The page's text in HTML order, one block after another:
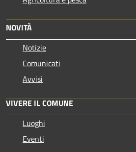
NOVITÀ
Notizie
Comunicati
Avvisi
VIVERE IL COMUNE
Luoghi
Eventi